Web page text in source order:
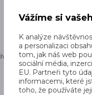
Vážíme si
K analýze
a personalizaci
tom, jak náš web
sociální média,
EU. Partneři tyto
informacemi, které
toho, že používáte